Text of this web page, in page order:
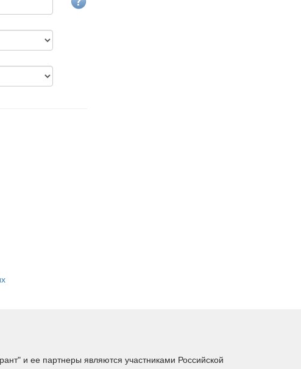
и ее партнеры являются участниками Российской